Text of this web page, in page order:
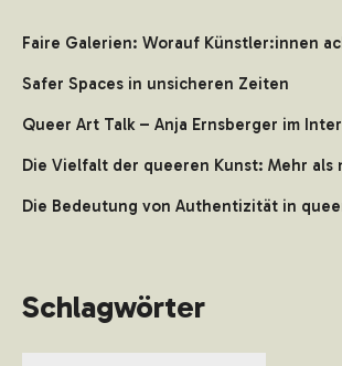
Faire Galerien: Worauf Künstler:innen
Safer Spaces in unsicheren Zeiten
Queer Art Talk – Anja Ernsberger im
Die Vielfalt der queeren Kunst: Mehr als
Die Bedeutung von Authentizität in
Schlagwörter